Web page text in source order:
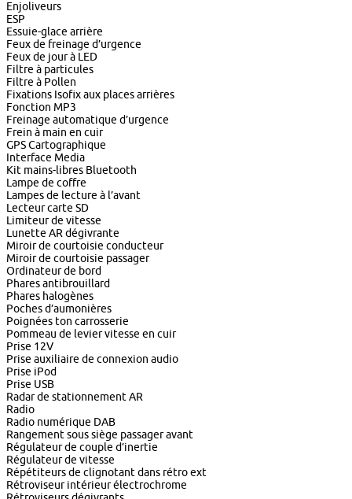
Enjoliveurs
ESP
Essuie-glace arrière
Feux de freinage d’urgence
Feux de jour à LED
Filtre à particules
Filtre à Pollen
Fixations Isofix aux places arrières
Fonction MP3
Freinage automatique d’urgence
Frein à main en cuir
GPS Cartographique
Interface Media
Kit mains-libres Bluetooth
Lampe de coffre
Lampes de lecture à l’avant
Lecteur carte SD
Limiteur de vitesse
Lunette AR dégivrante
Miroir de courtoisie conducteur
Miroir de courtoisie passager
Ordinateur de bord
Phares antibrouillard
Phares halogènes
Poches d’aumonières
Poignées ton carrosserie
Pommeau de levier vitesse en cuir
Prise 12V
Prise auxiliaire de connexion audio
Prise iPod
Prise USB
Radar de stationnement AR
Radio
Radio numérique DAB
Rangement sous siège passager avant
Régulateur de couple d’inertie
Régulateur de vitesse
Répétiteurs de clignotant dans rétro ext
Rétroviseur intérieur électrochrome